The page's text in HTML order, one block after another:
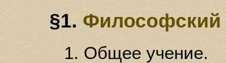
§1. Философский
1. Общее учение.